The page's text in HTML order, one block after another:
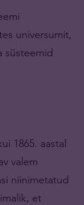
universumit,
süsteemid
1865. aastal
valem
niinimetatud
et